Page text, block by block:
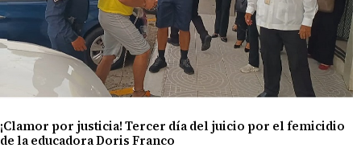
¡Clamor por justicia! Tercer día del juicio por el femicidio
de la educadora Doris Franco